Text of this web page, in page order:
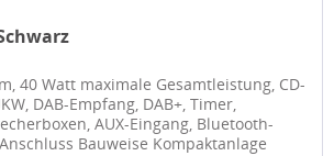
40 Watt maximale Gesamtleistung, CD-
DAB-Empfang, DAB+, Timer,
AUX-Eingang, Bluetooth-
Bauweise Kompaktanlage